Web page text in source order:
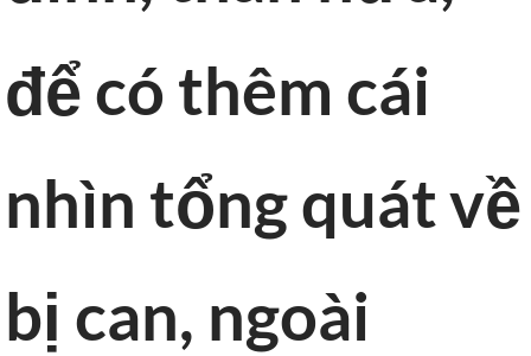
để có thêm cái
nhìn tổng quát về
bị can, ngoài